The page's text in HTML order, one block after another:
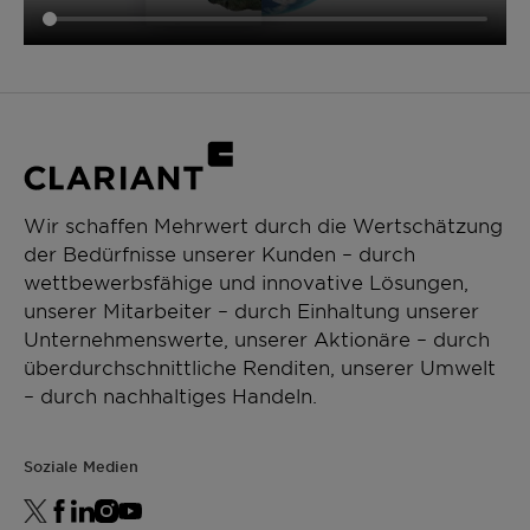
Wir schaffen Mehrwert durch die Wertschätzung
der Bedürfnisse unserer Kunden – durch
wettbewerbsfähige und innovative Lösungen,
unserer Mitarbeiter – durch Einhaltung unserer
Unternehmenswerte, unserer Aktionäre – durch
überdurchschnittliche Renditen, unserer Umwelt
– durch nachhaltiges Handeln.
Soziale Medien